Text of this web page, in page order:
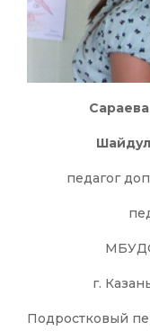
педагог
г.
Подростковый